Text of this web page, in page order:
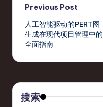
Post
navigation
Previous Post
人工智能驱动的PERT图
生成在现代项目管理中的
全面指南
搜索